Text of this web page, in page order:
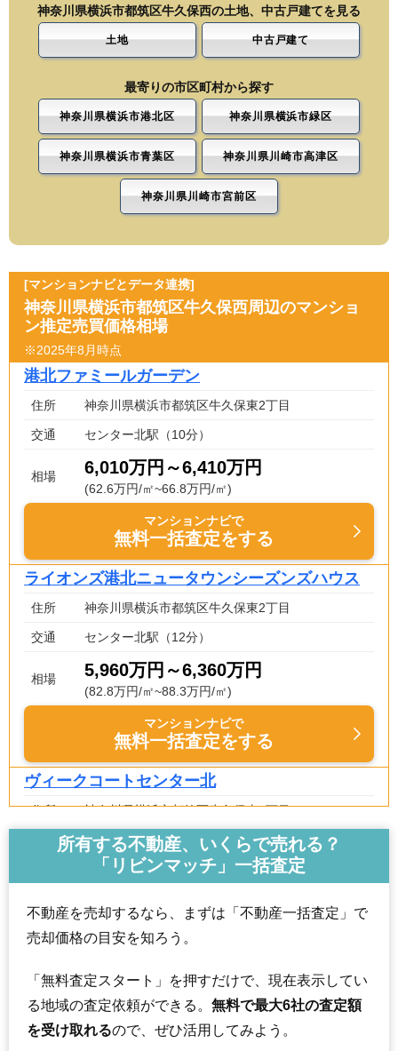
神奈川県横浜市都筑区牛久保西の土地、中古戸建てを見る
土地 中古戸建て
最寄りの市区町村から探す
神奈川県横浜市港北区 神奈川県横浜市緑区
神奈川県横浜市青葉区 神奈川県川崎市高津区
神奈川県川崎市宮前区
[マンションナビとデータ連携]
神奈川県横浜市都筑区牛久保西周辺のマンショ
ン推定売買価格相場
※2025年8月時点
港北ファミールガーデン
住所 神奈川県横浜市都筑区牛久保東2丁目
交通 センター北駅（10分）
相場 6,010万円～6,410万円
(62.6万円/㎡~66.8万円/㎡)
マンションナビで
無料一括査定をする
ライオンズ港北ニュータウンシーズンズハウス
住所 神奈川県横浜市都筑区牛久保東2丁目
交通 センター北駅（12分）
相場 5,960万円～6,360万円
(82.8万円/㎡~88.3万円/㎡)
マンションナビで
無料一括査定をする
ヴィークコートセンター北
住所 神奈川県横浜市都筑区牛久保東1丁目
センター北駅（8分）
相場 8,080万円～8,480万円
マンションナビで
無料一括査定をする
港北ファミールガーデンJ棟
住所 神奈川県横浜市都筑区牛久保東2丁目
交通 センター北駅（10分）
所有する不動産、いくらで売れる？
「リビンマッチ」一括査定
不動産を売却するなら、まずは「不動産一括査定」で
売却価格の目安を知ろう。
「無料査定スタート」を押すだけで、現在表示してい
る地域の査定依頼ができる。 無料で最大6社の査定額
を受け取れるので、ぜひ活用してみよう。